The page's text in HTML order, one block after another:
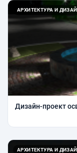
АРХИТЕКТУРА И
Дизайн-проект
АРХИТЕКТУРА И